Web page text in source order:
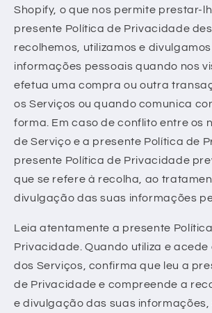
Shopify, o que nos permite prestar-
presente Política de Privacidade
recolhemos, utilizamos e
informações pessoais quando nos
efetua uma compra ou outra
os Serviços ou quando comunica
forma. Em caso de conflito entre os
de Serviço e a presente Política de
presente Política de Privacidade
que se refere à recolha, ao
divulgação das suas informações
Leia atentamente a presente
Privacidade. Quando utiliza e acede
dos Serviços, confirma que leu a
de Privacidade e compreende a
e divulgação das suas informações,